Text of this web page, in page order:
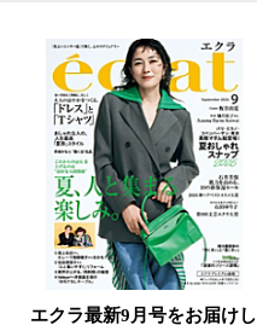
エクラ最新9月号をお届けし